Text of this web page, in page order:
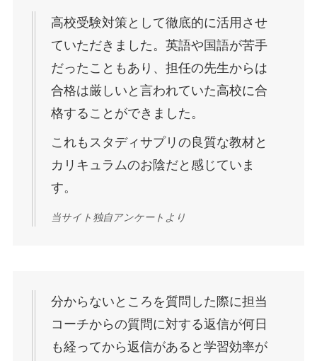
高校受験対策として徹底的に活用させ
ていただきました。英語や国語が苦手
だったこともあり、担任の先生からは
合格は厳しいと言われていた高校に合
格することができました。
これもスタディサプリの良質な教材と
カリキュラムのお陰だと感じていま
す。
当サイト独自アンケートより
分からないところを質問した際に担当
コーチからの質問に対する返信が何日
も経ってから返信があると学習効率が